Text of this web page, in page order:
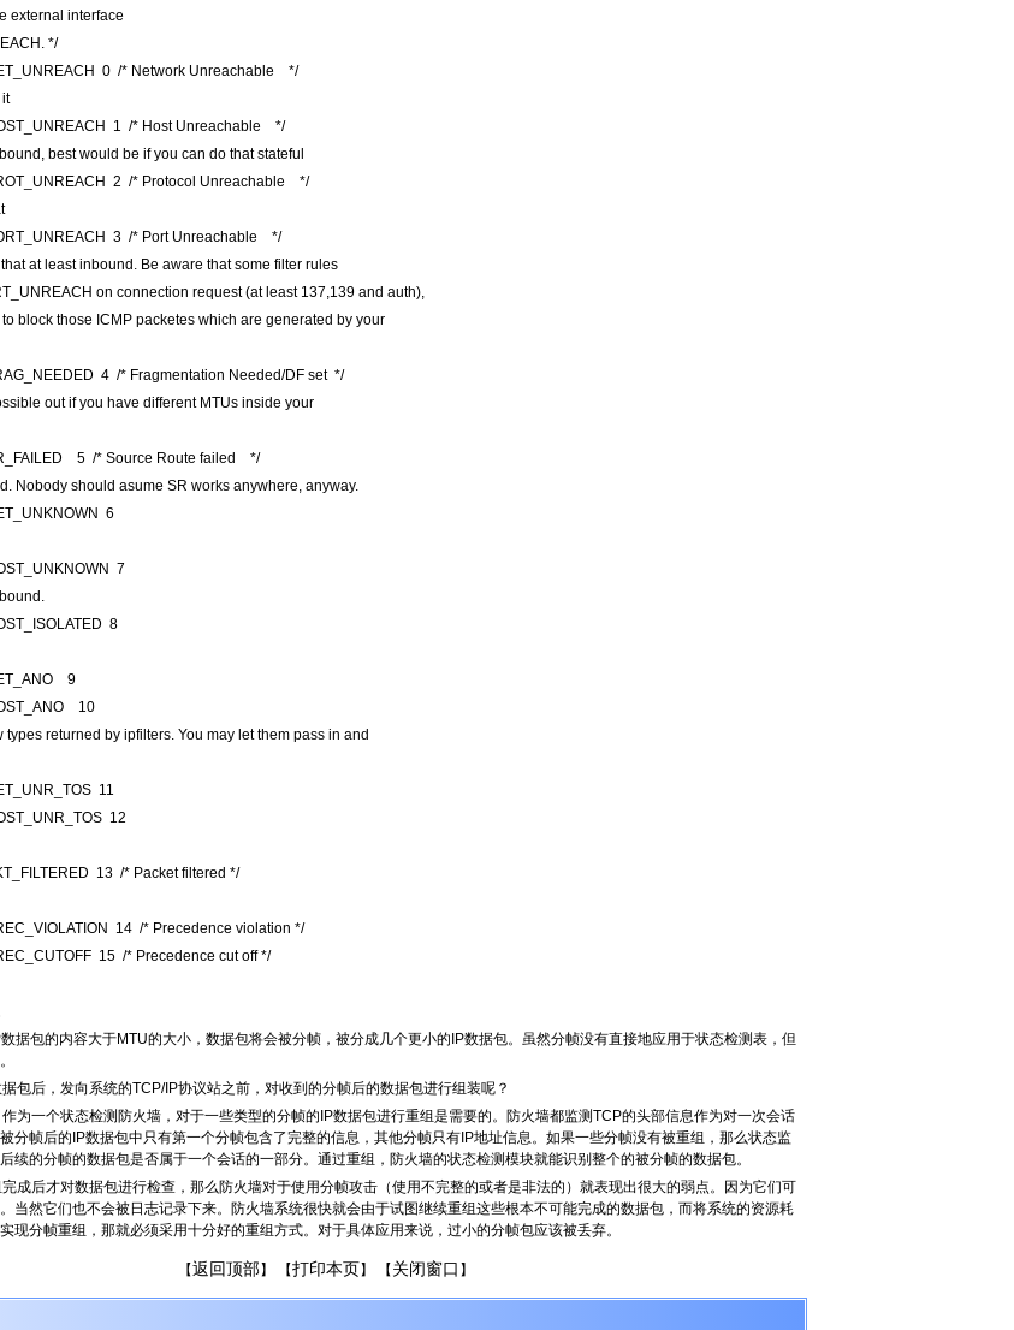
external interface
*/
0 /* Network Unreachable */
1 /* Host Unreachable */
best would be if you can do that stateful
2 /* Protocol Unreachable */
3 /* Port Unreachable */
at least inbound. Be aware that some filter rules
on connection request (at least 137,139 and auth),
block those ICMP packetes which are generated by your
4 /* Fragmentation Needed/DF set */
out if you have different MTUs inside your
5 /* Source Route failed */
Nobody should asume SR works anywhere, anyway.
6
7
8
9
10
types returned by ipfilters. You may let them pass in and
11
12
13 /* Packet filtered */
14 /* Precedence violation */
15 /* Precedence cut off */
据包的内容大于MTU的大小，数据包将会被分帧，被分成几个更小的IP数据包。虽然分帧没有直接地应用于状态检测表，但
包后，发向系统的TCP/IP协议站之前，对收到的分帧后的数据包进行组装呢？
为一个状态检测防火墙，对于一些类型的分帧的IP数据包进行重组是需要的。防火墙都监测TCP的头部信息作为对一次会话
分帧后的IP数据包中只有第一个分帧包含了完整的信息，其他分帧只有IP地址信息。如果一些分帧没有被重组，那么状态监
续的分帧的数据包是否属于一个会话的一部分。通过重组，防火墙的状态检测模块就能识别整个的被分帧的数据包。
成后才对数据包进行检查，那么防火墙对于使用分帧攻击（使用不完整的或者是非法的）就表现出很大的弱点。因为它们可
当然它们也不会被日志记录下来。防火墙系统很快就会由于试图继续重组这些根本不可能完成的数据包，而将系统的资源耗
现分帧重组，那就必须采用十分好的重组方式。对于具体应用来说，过小的分帧包应该被丢弃。
【返回顶部】 【打印本页】 【 关闭窗口 】